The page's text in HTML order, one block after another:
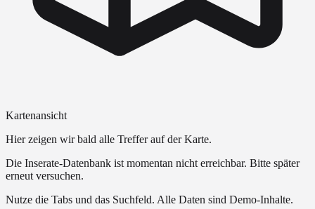
Kartenansicht
Hier zeigen wir bald alle Treffer auf der Karte.
Die Inserate-Datenbank ist momentan nicht erreichbar. Bitte später
erneut versuchen.
Nutze die Tabs und das Suchfeld. Alle Daten sind Demo-Inhalte.